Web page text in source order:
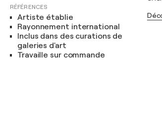
RÉFÉRENCES
Artiste établie
Rayonnement international
Inclus dans des curations de
galeries d'art
Travaille sur commande